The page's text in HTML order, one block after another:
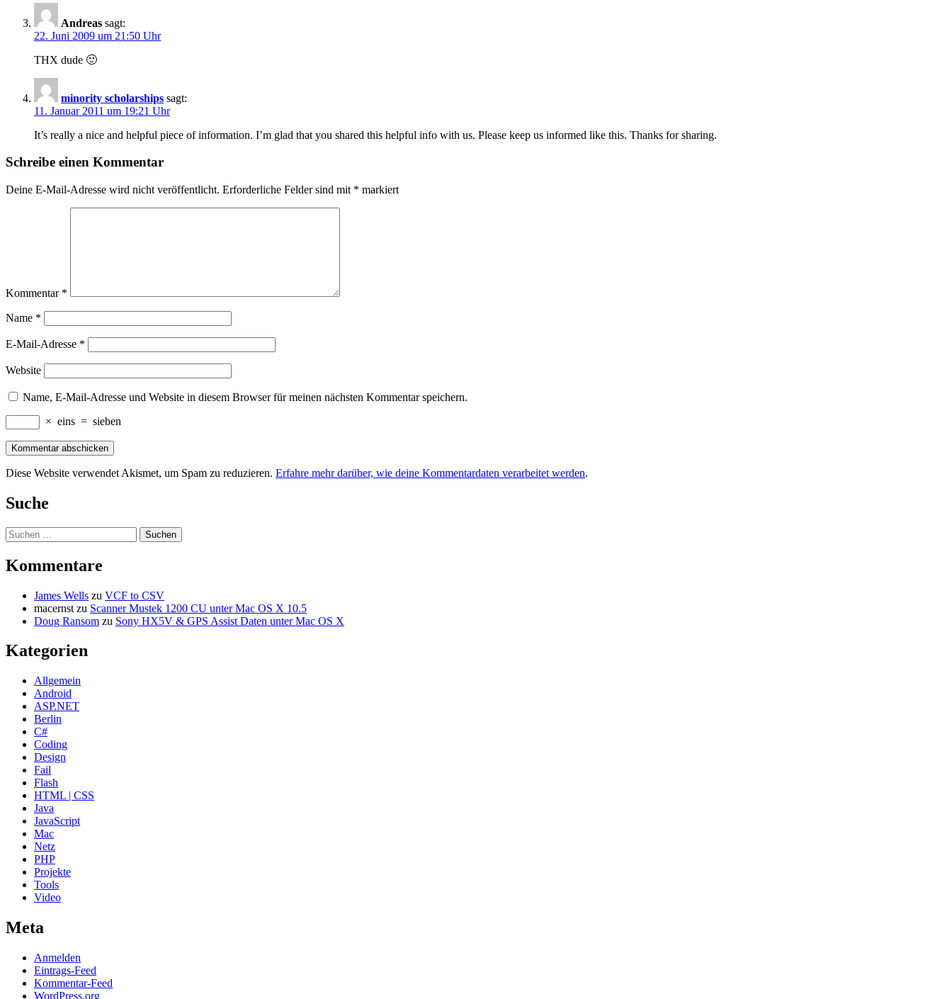
Andreas sagt:
22. Juni 2009 um 21:50 Uhr
THX dude 🙂
minority scholarships sagt:
11. Januar 2011 um 19:21 Uhr
It’s really a nice and helpful piece of information. I’m glad that you shared this helpful info with us. Please keep us informed like this. Thanks for sharing.
Schreibe einen Kommentar
Deine E-Mail-Adresse wird nicht veröffentlicht. Erforderliche Felder sind mit * markiert
Kommentar *
Name *
E-Mail-Adresse *
Website
Name, E-Mail-Adresse und Website in diesem Browser für meinen nächsten Kommentar speichern.
× eins = sieben
Diese Website verwendet Akismet, um Spam zu reduzieren. Erfahre mehr darüber, wie deine Kommentardaten verarbeitet werden.
Suche
Suchen
nach:
Kommentare
James Wells zu VCF to CSV
macernst zu Scanner Mustek 1200 CU unter Mac OS X 10.5
Doug Ransom zu Sony HX5V & GPS Assist Daten unter Mac OS X
Kategorien
Allgemein
Android
ASP.NET
Berlin
C#
Coding
Design
Fail
Flash
HTML | CSS
Java
JavaScript
Mac
Netz
PHP
Projekte
Tools
Video
Meta
Anmelden
Eintrags-Feed
Kommentar-Feed
WordPress.org